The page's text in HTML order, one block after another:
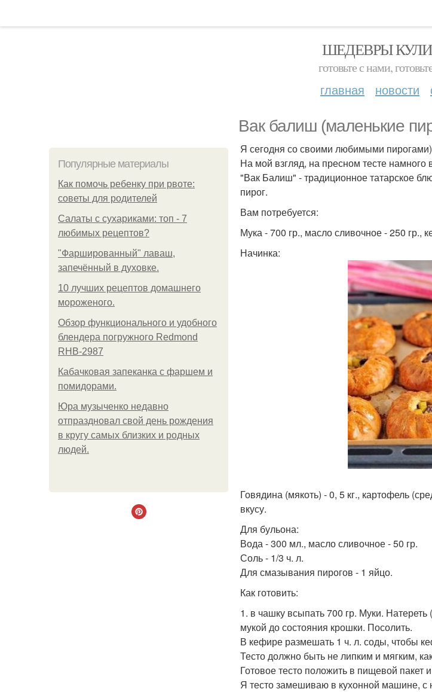
ШЕДЕВРЫ
готовьте с нами,
главная новости
Вак балиш (маленькие
Популярные материалы
Как помочь ребенку при рвоте:
советы для родителей
Салаты с сухариками: топ - 7
любимых рецептов?
"Фаршированный" лаваш,
запечённый в духовке.
10 лучших рецептов домашнего
мороженого.
Обзор функционального и удобного
блендера погружного Redmond
RHB-2987
Кабачковая запеканка с фаршем и
помидорами.
Юра музыченко недавно
отпраздновал свой день рождения
в кругу самых близких и родных
людей.
Я сегодня со своими любимыми
На мой взгляд, на пресном тесте
"Вак Балиш" - традиционное татарское
пирог.
Вам потребуется:
Мука - 700 гр., масло сливочное - 250 гр.,
Начинка:
Говядина (мякоть) - 0, 5 кг., картофель
вкусу.
Для бульона:
Вода - 300 мл., масло сливочное - 50 гр.
Соль - 1/3 ч. л.
Для смазывания пирогов - 1 яйцо.
Как готовить:
1. в чашку всыпать 700 гр. Муки.
мукой до состояния крошки. Посолить.
В кефире размешать 1 ч. л. соды, чтобы
Тесто должно быть не липким и мягким,
Готовое тесто положить в пищевой пакет
Я тесто замешиваю в кухонной машине, с